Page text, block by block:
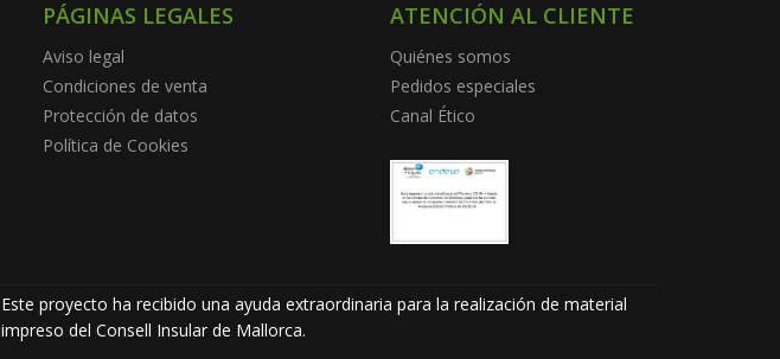
PÁGINAS LEGALES
Aviso legal
Condiciones de venta
Protección de datos
Política de Cookies
ATENCIÓN AL CLIENTE
Quiénes somos
Pedidos especiales
Canal Ético
Este proyecto ha recibido una ayuda extraordinaria para la realización de material
impreso del Consell Insular de Mallorca.